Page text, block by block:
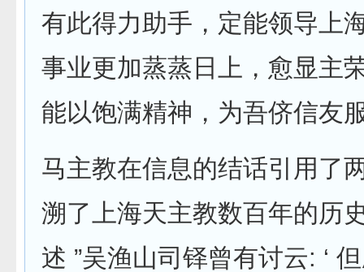
有此得力助手，定能领导上
事业更加蒸蒸日上，愈显主
能以饱满精神，为吾侪信友
马主教在信息的结话引用了
溯了上海天主教数百年的历
述 ”吴渔山司铎曾有讨云: ‘